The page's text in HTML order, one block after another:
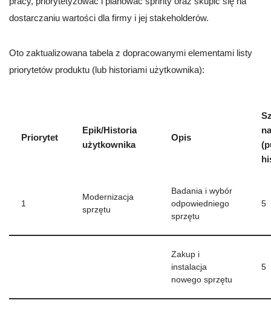
dostarczaniu wartości dla firmy i jej stakeholderów.
Oto zaktualizowana tabela z dopracowanymi elementami listy
priorytetów produktu (lub historiami użytkownika):
Priorytet
Epik/Historia
użytkownika
Opis
1
Modernizacja
sprzętu
Badania i wybór
odpowiedniego
sprzętu
5
Zakup i
instalacja
nowego sprzętu
5